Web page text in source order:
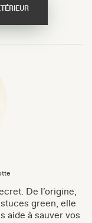
De l’origine,
green, elle
aide à sauver vos